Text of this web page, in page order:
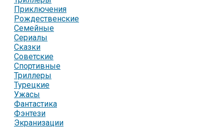
Приключения
Рождественские
Семейные
Сериалы
Сказки
Советские
Спортивные
Триллеры
Турецкие
Ужасы
Фантастика
Фэнтези
Экранизации